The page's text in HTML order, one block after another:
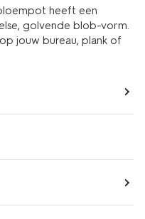
heeft een
golvende blob-vorm.
jouw bureau, plank of